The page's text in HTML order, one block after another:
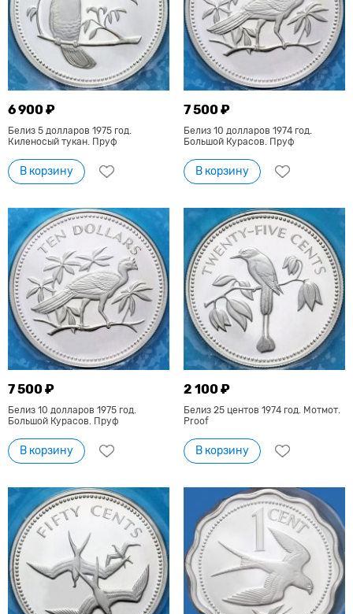
6 900 ₽
Белиз 5 долларов 1975 год.
Киленосый тукан. Пруф
В корзину
7 500 ₽
Белиз 10 долларов 1974 год.
Большой Курасов. Пруф
В корзину
7 500 ₽
Белиз 10 долларов 1975 год.
Большой Курасов. Пруф
В корзину
2 100 ₽
Белиз 25 центов 1974 год. Мотмот.
Proof
В корзину